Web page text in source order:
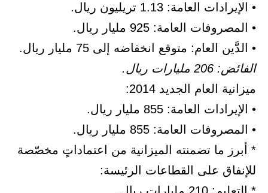
• الإيرادات العامة: 1.13 تريليون ريال.
• المصروفات العامة: 925 مليار ريال.
• الدَّين العام: متوقع انخفاضه إلى 75 مليار ريال.
الفائض: 206 مليارات ريال.
ميزانية العام الجديد 2014:
• الإيرادات العامة: 855 مليار ريال.
• المصروفات العامة: 855 مليار ريال.
* أبرز ما تضمنته الميزانية من اعتماداتٍ مخصّصة
للإنفاق على القطاعات الرئيسة: